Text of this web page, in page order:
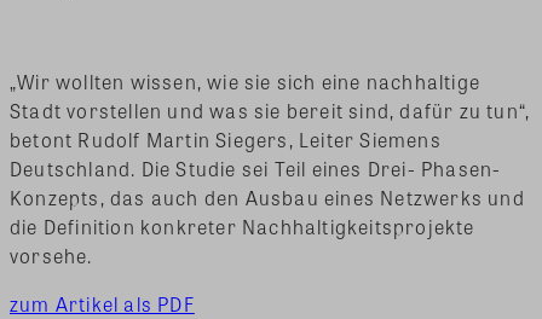
„Wir wollten wissen, wie sie sich eine nachhaltige
Stadt vorstellen und was sie bereit sind, dafür zu tun“,
betont Rudolf Martin Siegers, Leiter Siemens
Deutschland. Die Studie sei Teil eines Drei- Phasen-
Konzepts, das auch den Ausbau eines Netzwerks und
die Definition konkreter Nachhaltigkeitsprojekte
vorsehe.
zum Artikel als PDF